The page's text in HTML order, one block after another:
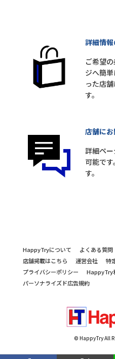
詳細情
ご希望
ジへ簡
った店
す。
店舗に
詳細ペ
可能で
す。
HappyTryについて よくある質問
店舗掲載はこちら
運営会社
特
プライバシーポリシー
HappyTry
パーソナライズド広告規約
© HappyTry All